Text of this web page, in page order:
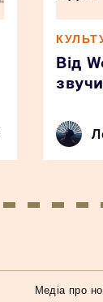
Від
Медiа про